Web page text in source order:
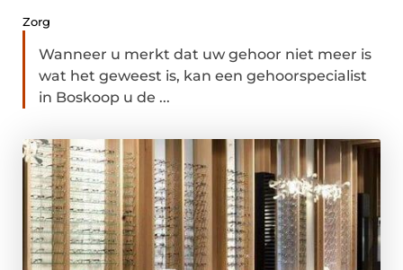
Zorg
Wanneer u merkt dat uw gehoor niet meer is
wat het geweest is, kan een gehoorspecialist
in Boskoop u de ...